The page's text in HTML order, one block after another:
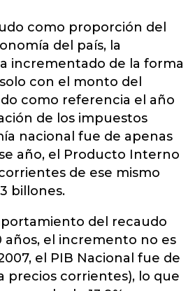
como proporción del
del país, la
incrementado de la forma
con el monto del
como referencia el año
de los impuestos
nacional fue de apenas
año, el Producto Interno
de ese mismo
billones.
del recaudo
años, el incremento no es
el PIB Nacional fue de
precios corrientes), lo que